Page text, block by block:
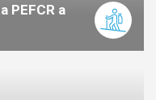
PEFCR a